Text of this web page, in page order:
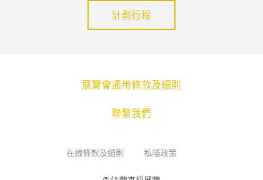
計劃行程
展覽會通用條款及細則
聯繫我們
在線條款及細則 私隱政策